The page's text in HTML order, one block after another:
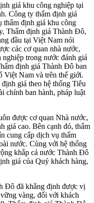
giá khu công nghiệp tại
Công ty thẩm định giá
thẩm định giá khu công
Thẩm định giá Thành Đô,
đầu tại Việt Nam nói
các cơ quan nhà nước,
trong nước đánh giá
định giá Thành Đô ban
Việt Nam và trên thế giới.
giá theo hệ thống Tiêu
chính ban hành, pháp luật
được cơ quan Nhà nước,
giá cao. Bên cạnh đó, thẩm
cung cấp dịch vụ thẩm
nước. Cùng với hệ thống
khắp cả nước Thành Đô
giá của Quý khách hàng,
Đô đã khẳng định được vị
vàng, đối với khách